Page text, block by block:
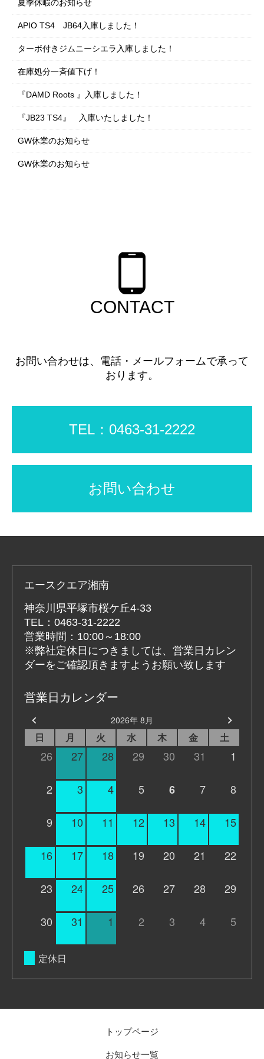
夏季休暇のお知らせ
APIO TS4 JB64入庫しました！
ターボ付きジムニーシエラ入庫しました！
在庫処分一斉値下げ！
『DAMD Roots 』入庫しました！
『JB23 TS4』 入庫いたしました！
GW休業のお知らせ
GW休業のお知らせ
CONTACT
お問い合わせは、電話・メールフォームで承って
おります。
TEL：0463-31-2222
お問い合わせ
エースクエア湘南
神奈川県平塚市桜ケ丘4-33
TEL：0463-31-2222
営業時間：10:00～18:00
※弊社定休日につきましては、営業日カレン
ダーをご確認頂きますようお願い致します
営業日カレンダー
2026年 8月
日 月 火 水 木 金 土
26 27 28 29 30 31 1
2 3 4 5 6 7 8
9 10 11 12 13 14 15
16 17 18 19 20 21 22
23 24 25 26 27 28 29
30 31 1 2 3 4 5
定休日
トップページ
お知らせ一覧